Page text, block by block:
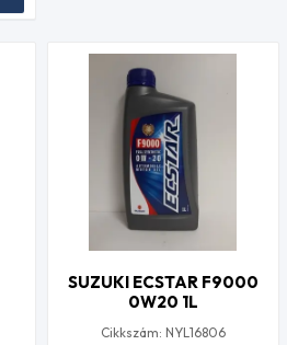
SUZUKI ECSTAR F9000
0W20 1L
Cikkszám: NYL16806